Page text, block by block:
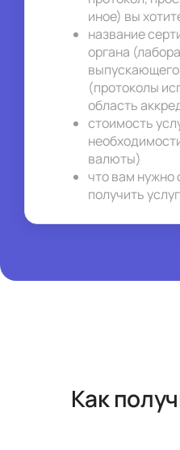
иное) вы
название
органа
(протоколы
область
стоимость
валюты)
что вам нужно
получить
Как